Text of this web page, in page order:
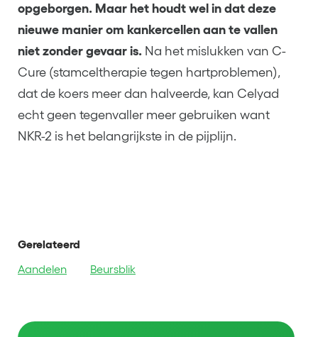
opgeborgen. Maar het houdt wel in dat deze
nieuwe manier om kankercellen aan te vallen
niet zonder gevaar is. Na het mislukken van C-
Cure (stamceltherapie tegen hartproblemen),
dat de koers meer dan halveerde, kan Celyad
echt geen tegenvaller meer gebruiken want
NKR-2 is het belangrijkste in de pijplijn.
Gerelateerd
Aandelen
Beursblik